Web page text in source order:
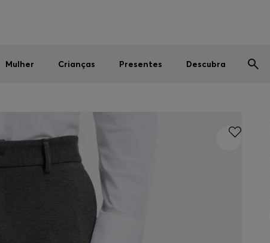
Mulher Crianças Presentes Descubra